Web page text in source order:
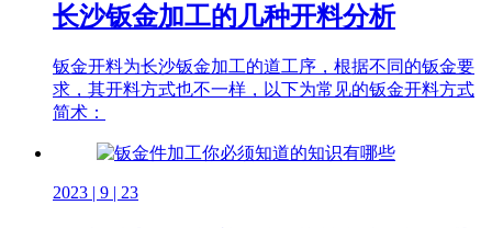
长沙钣金加工的几种开料分析
钣金开料为长沙钣金加工的道工序，根据不同的钣金要
求，其开料方式也不一样，以下为常见的钣金开料方式
简术：
2023 | 9 | 23